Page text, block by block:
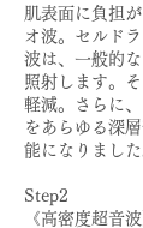
肌表面に負担
オ波。セルド
波は、一般的
照射します。
軽減。さらに
をあらゆる深
能になりました
Step2
《高密度超音波